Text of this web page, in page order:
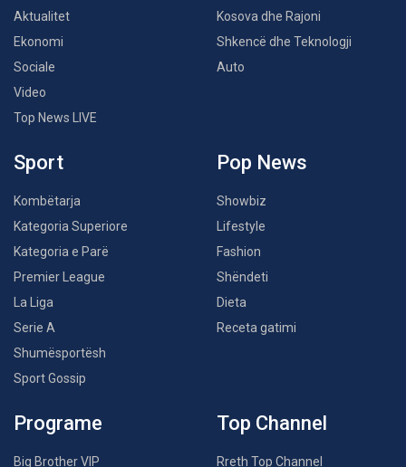
Aktualitet
Ekonomi
Sociale
Video
Top News LIVE
Kosova dhe Rajoni
Shkencë dhe Teknologji
Auto
Sport
Kombëtarja
Kategoria Superiore
Kategoria e Parë
Premier League
La Liga
Serie A
Shumësportësh
Sport Gossip
Pop News
Showbiz
Lifestyle
Fashion
Shëndeti
Dieta
Receta gatimi
Programe
Big Brother VIP
Top Channel
Rreth Top Channel